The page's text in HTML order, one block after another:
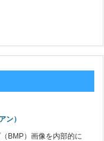
ン）
BMP）画像を内部的に